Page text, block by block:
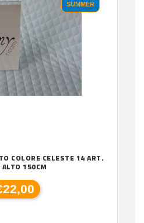
SUMMER
COLORE CELESTE 14 ART.
ALTO 150CM